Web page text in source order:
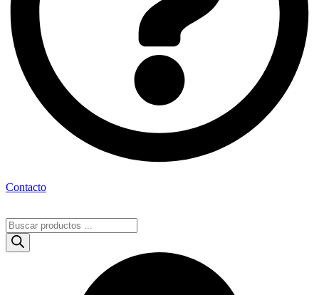
Contacto
Búsqueda
de
productos